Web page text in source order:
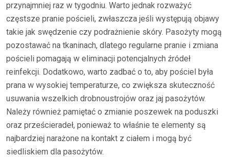
przynajmniej raz w tygodniu. Warto jednak rozważyć
częstsze pranie pościeli, zwłaszcza jeśli występują objawy
takie jak swędzenie czy podrażnienie skóry. Pasożyty mogą
pozostawać na tkaninach, dlatego regularne pranie i zmiana
pościeli pomagają w eliminacji potencjalnych źródeł
reinfekcji. Dodatkowo, warto zadbać o to, aby pościel była
prana w wysokiej temperaturze, co zwiększa skuteczność
usuwania wszelkich drobnoustrojów oraz jaj pasożytów.
Należy również pamiętać o zmianie poszewek na poduszki
oraz prześcieradeł, ponieważ to właśnie te elementy są
najbardziej narażone na kontakt z ciałem i mogą być
siedliskiem dla pasożytów.